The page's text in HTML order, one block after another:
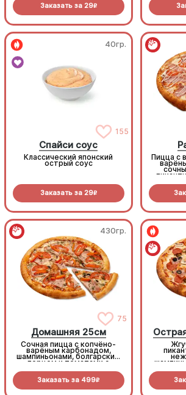
Заказать за 29R
40гр.
155
Спайси соус
Классический японский
острый соус
Заказать за 29R
Пицца с
430гр.
75
Домашняя 25см
Сочная пицца с копчёно-
варёным карбонадом,
шампиньонами, болгарским
перцем и томатами с
Заказать за 499R